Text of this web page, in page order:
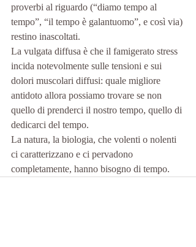
proverbi al riguardo (“diamo tempo al
tempo”, “il tempo è galantuomo”, e così via)
restino inascoltati.
La vulgata diffusa è che il famigerato stress
incida notevolmente sulle tensioni e sui
dolori muscolari diffusi: quale migliore
antidoto allora possiamo trovare se non
quello di prenderci il nostro tempo, quello di
dedicarci del tempo.
La natura, la biologia, che volenti o nolenti
ci caratterizzano e ci pervadono
completamente, hanno bisogno di tempo.